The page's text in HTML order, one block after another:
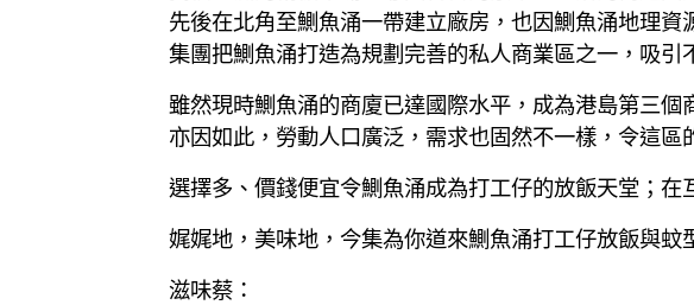
先後在北角至鰂魚涌一帶建立廠房，也因鰂魚涌地理
集團把鰂魚涌打造為規劃完善的私人商業區之一，吸
雖然現時鰂魚涌的商廈已達國際水平，成為港島第三
亦因如此，勞動人口廣泛，需求也固然不一樣，令這
選擇多、價錢便宜令鰂魚涌成為打工仔的放飯天堂；
娓娓地，美味地，今集為你道來鰂魚涌打工仔放飯與蚊
滋味蔡：